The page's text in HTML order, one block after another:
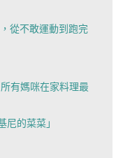
從不敢運動到跑完
有媽咪在家料理最
的菜菜」